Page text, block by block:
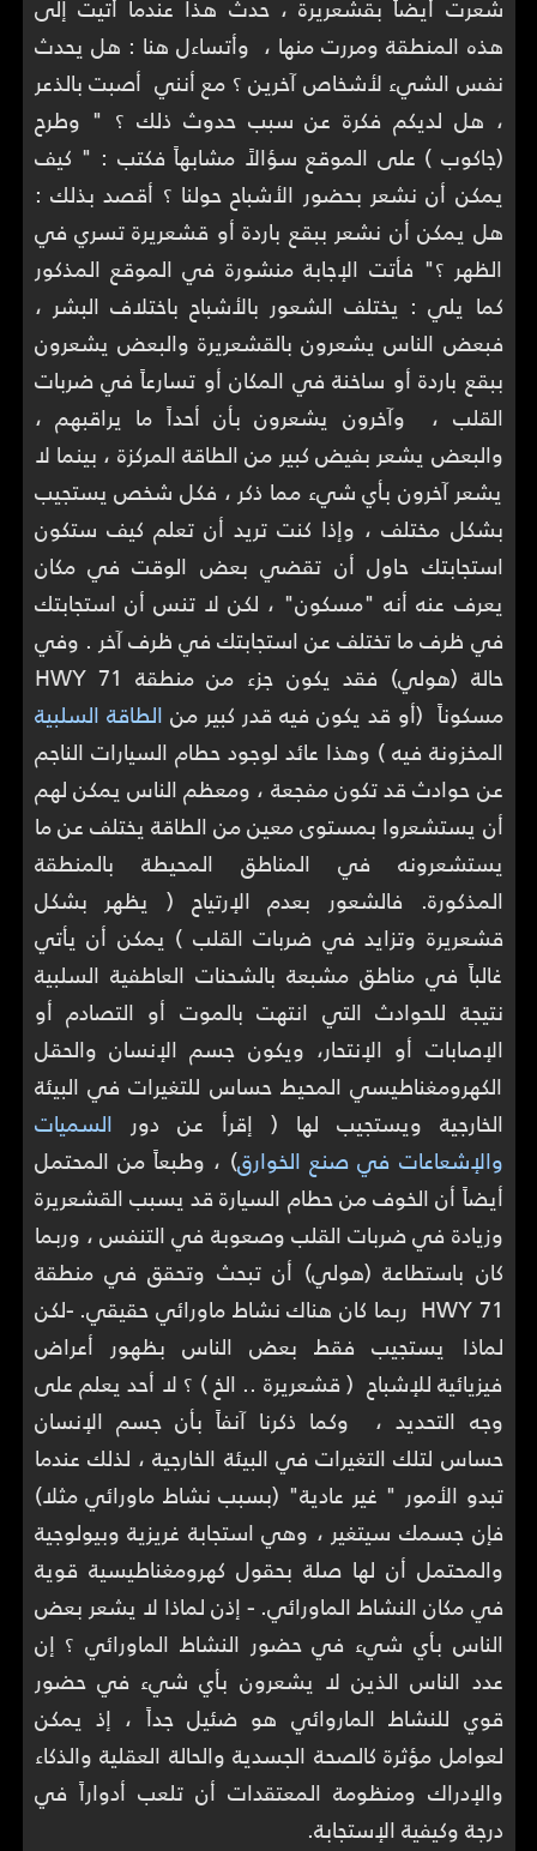
هذه المنطقة ومررت منها ، وأتساءل هنا : هل يحدث
نفس الشيء لأشخاص آخرين ؟ مع أنني أصبت بالذعر
، هل لديكم فكرة عن سبب حدوث ذلك ؟ " وطرح
(جاكوب ) على الموقع سؤالاً مشابهاً فكتب : " كيف
يمكن أن نشعر بحضور الأشباح حولنا ؟ أقصد بذلك :
هل يمكن أن نشعر ببقع باردة أو قشعريرة تسري في
الظهر ؟" فأتت الإجابة منشورة في الموقع المذكور
كما يلي : يختلف الشعور بالأشباح باختلاف البشر ،
فبعض الناس يشعرون بالقشعريرة والبعض يشعرون
ببقع باردة أو ساخنة في المكان أو تسارعاً في ضربات
القلب ، وآخرون يشعرون بأن أحداً ما يراقبهم ،
والبعض يشعر بفيض كبير من الطاقة المركزة ، بينما لا
يشعر آخرون بأي شيء مما ذكر ، فكل شخص يستجيب
بشكل مختلف ، وإذا كنت تريد أن تعلم كيف ستكون
استجابتك حاول أن تقضي بعض الوقت في مكان
يعرف عنه أنه "مسكون" ، لكن لا تنس أن استجابتك
في ظرف ما تختلف عن استجابتك في ظرف آخر . وفي
حالة (هولي) فقد يكون جزء من منطقة HWY 71
مسكوناً (أو قد يكون فيه قدر كبير من الطاقة السلبية
المخزونة فيه ) وهذا عائد لوجود حطام السيارات الناجم
عن حوادث قد تكون مفجعة ، ومعظم الناس يمكن لهم
أن يستشعروا بمستوى معين من الطاقة يختلف عن ما
يستشعرونه في المناطق المحيطة بالمنطقة
المذكورة. فالشعور بعدم الإرتياح ( يظهر بشكل
قشعريرة وتزايد في ضربات القلب ) يمكن أن يأتي
غالباً في مناطق مشبعة بالشحنات العاطفية السلبية
نتيجة للحوادث التي انتهت بالموت أو التصادم أو
الإصابات أو الإنتحار، ويكون جسم الإنسان والحقل
الكهرومغناطيسي المحيط حساس للتغيرات في البيئة
الخارجية ويستجيب لها ( إقرأ عن دور السميات
والإشعاعات في صنع الخوارق) ، وطبعاً من المحتمل
أيضاً أن الخوف من حطام السيارة قد يسبب القشعريرة
وزيادة في ضربات القلب وصعوبة في التنفس ، وربما
كان باستطاعة (هولي) أن تبحث وتحقق في منطقة
HWY 71 ربما كان هناك نشاط ماورائي حقيقي.
-لكن
لماذا يستجيب فقط بعض الناس بظهور أعراض
فيزيائية للإشباح ( قشعريرة .. الخ ) ؟ لا أحد يعلم على
وجه التحديد ، وكما ذكرنا آنفاً بأن جسم الإنسان
حساس لتلك التغيرات في البيئة الخارجية ، لذلك عندما
تبدو الأمور " غير عادية" (بسبب نشاط ماورائي مثلا)
فإن جسمك سيتغير ، وهي استجابة غريزية وبيولوجية
والمحتمل أن لها صلة بحقول كهرومغناطيسية قوية
في مكان النشاط الماورائي. -إذن لماذا لا يشعر بعض
الناس بأي شيء في حضور النشاط الماورائي ؟ إن
عدد الناس الذين لا يشعرون بأي شيء في حضور
قوي للنشاط الماروائي هو ضئيل جداً ، إذ يمكن
لعوامل مؤثرة كالصحة الجسدية والحالة العقلية والذكاء
والإدراك ومنظومة المعتقدات أن تلعب أدواراً في
درجة وكيفية الإستجابة.